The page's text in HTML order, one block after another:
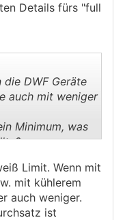
Details fürs "full
die DWF Geräte
auch mit weniger
Minimum, was
Limit. Wenn mit
mit kühlerem
auch weniger.
ist